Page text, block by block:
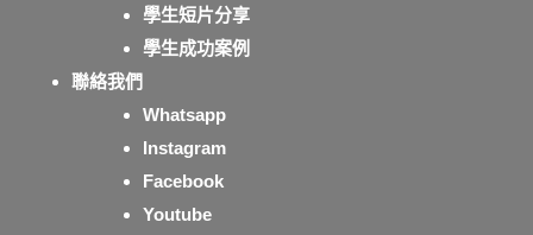
學生短片分享
學生成功案例
聯絡我們
Whatsapp
Instagram
Facebook
Youtube